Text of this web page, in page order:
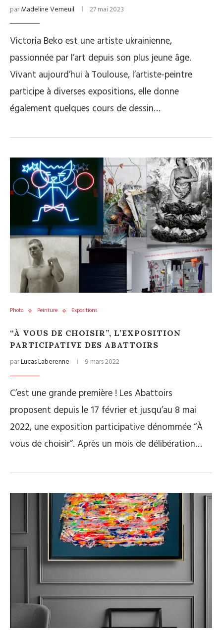
parMadeline Verneuil 27 mai 2023
Victoria Beko est une artiste ukrainienne,
passionnée par l’art depuis son plus jeune âge.
Vivant aujourd’hui à Toulouse, l’artiste-peintre
participe à diverses expositions, elle donne
également quelques cours de dessin…
Photo Peinture Expositions
“À VOUS DE CHOISIR”, L’EXPOSITION
PARTICIPATIVE DES ABATTOIRS
parLucas Laberenne 9 mars 2022
C’est une grande première ! Les Abattoirs
proposent depuis le 17 février et jusqu’au 8 mai
2022, une exposition participative dénommée “À
vous de choisir”. Après un mois de délibération…